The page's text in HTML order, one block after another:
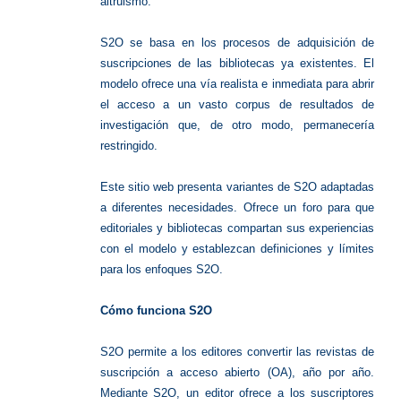
S2O se basa en los procesos de adquisición de
suscripciones de las bibliotecas ya existentes. El
modelo ofrece una vía realista e inmediata para abrir
el acceso a un vasto corpus de resultados de
investigación que, de otro modo, permanecería
restringido.
Este sitio web presenta variantes de S2O adaptadas
a diferentes necesidades. Ofrece un foro para que
editoriales y bibliotecas compartan sus experiencias
con el modelo y establezcan definiciones y límites
para los enfoques S2O.
Cómo funciona S2O
S2O permite a los editores convertir las revistas de
suscripción a acceso abierto (OA), año por año.
Mediante S2O, un editor ofrece a los suscriptores